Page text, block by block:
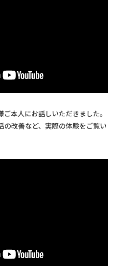
本人にお話しいただきました。
の改善など、実際の体験をご覧い